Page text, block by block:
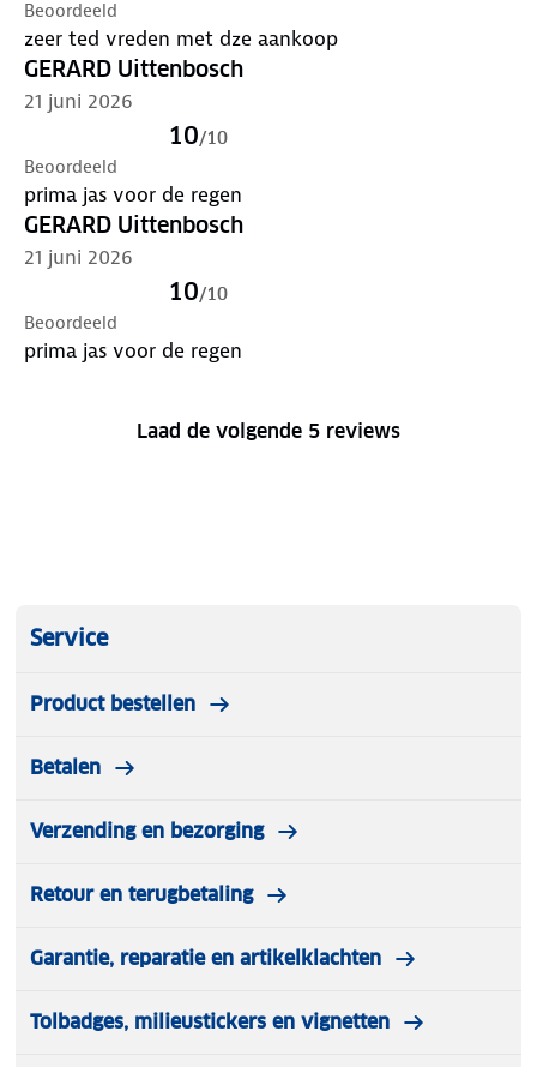
Beoordeeld
zeer ted vreden met dze aankoop
GERARD Uittenbosch
21 juni 2026
10/10
Beoordeeld
prima jas voor de regen
GERARD Uittenbosch
21 juni 2026
10/10
Beoordeeld
prima jas voor de regen
Laad de volgende 5 reviews
Service
Product bestellen
Betalen
Verzending en bezorging
Retour en terugbetaling
Garantie, reparatie en artikelklachten
Tolbadges, milieustickers en vignetten